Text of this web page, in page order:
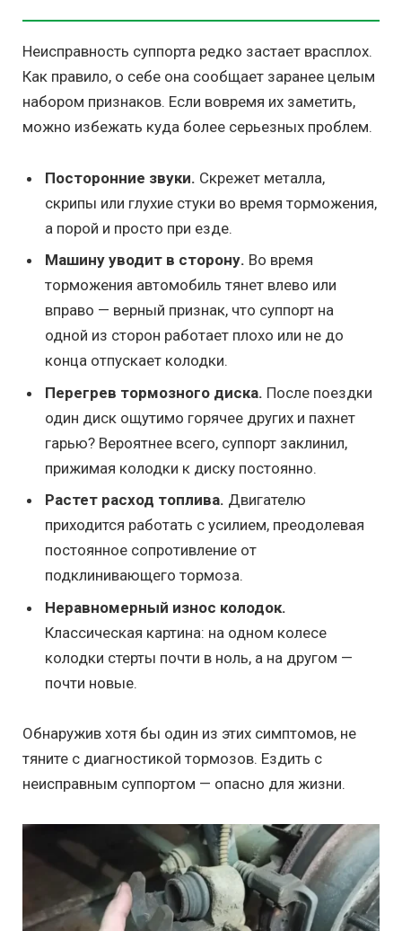
Неисправность суппорта редко застает врасплох.
Как правило, о себе она сообщает заранее целым
набором признаков. Если вовремя их заметить,
можно избежать куда более серьезных проблем.
Посторонние звуки. Скрежет металла,
скрипы или глухие стуки во время торможения,
а порой и просто при езде.
Машину уводит в сторону. Во время
торможения автомобиль тянет влево или
вправо — верный признак, что суппорт на
одной из сторон работает плохо или не до
конца отпускает колодки.
Перегрев тормозного диска. После поездки
один диск ощутимо горячее других и пахнет
гарью? Вероятнее всего, суппорт заклинил,
прижимая колодки к диску постоянно.
Растет расход топлива. Двигателю
приходится работать с усилием, преодолевая
постоянное сопротивление от
подклинивающего тормоза.
Неравномерный износ колодок.
Классическая картина: на одном колесе
колодки стерты почти в ноль, а на другом —
почти новые.
Обнаружив хотя бы один из этих симптомов, не
тяните с диагностикой тормозов. Ездить с
неисправным суппортом — опасно для жизни.